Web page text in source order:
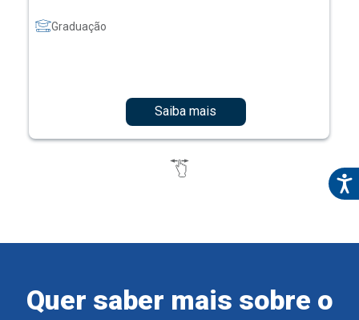
Graduação
Saiba mais
Quer saber mais sobre o